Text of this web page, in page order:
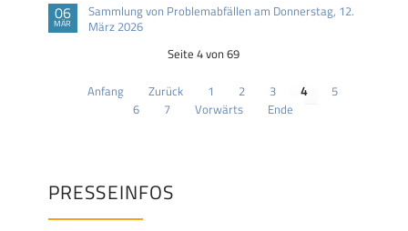
06
MÄR
Sammlung von Problemabfällen am Donnerstag, 12.
März 2026
Seite 4 von 69
Anfang Zurück 1 2 3 4
5
6
7 Vorwärts Ende
PRESSEINFOS